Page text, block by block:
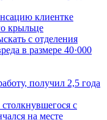
клиентке
крыльце
с отделения
в размере 40·000
получил 2,5 года
с
на месте